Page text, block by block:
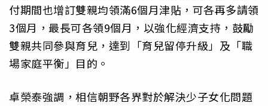
付期間也增訂雙親均領滿6個月津貼，可各再多請領
3個月，最長可各領9個月，以強化經濟支持，鼓勵
雙親共同參與育兒，達到「育兒留停升級」及「職
場家庭平衡」目的。
卓榮泰強調，相信朝野各界對於解決少子女化問題